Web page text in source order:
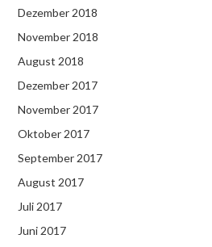
Dezember 2018
November 2018
August 2018
Dezember 2017
November 2017
Oktober 2017
September 2017
August 2017
Juli 2017
Juni 2017